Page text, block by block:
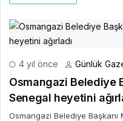
4 yıl önce Günlük
Osmangazi Belediye
Senegal heyetini
Osmangazi Belediye